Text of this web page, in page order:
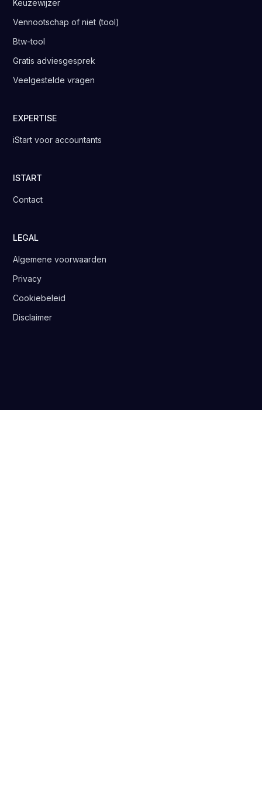
Keuzewijzer
Vennootschap of niet (tool)
Btw-tool
Gratis adviesgesprek
Veelgestelde vragen
EXPERTISE
iStart voor accountants
ISTART
Contact
LEGAL
Algemene voorwaarden
Privacy
Cookiebeleid
Disclaimer